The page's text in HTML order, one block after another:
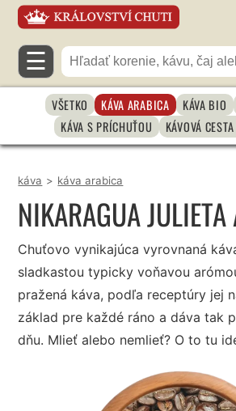
☰
VŠETKO KÁVA ARABICA KÁVA BIO
KÁVA S PRÍCHUŤOU
KÁVOVÁ
káva > káva arabica
NIKARAGUA JULIETA
Chuťovo vynikajúca vyrovnaná
sladkastou typicky voňavou
pražená káva, podľa receptúry jej
základ pre každé ráno a dáva tak
dňu. Mlieť alebo nemlieť? O to tu